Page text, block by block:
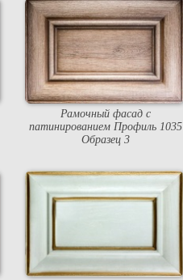
Рамочный фасад с
патинированием Профиль 1035
Образец 3